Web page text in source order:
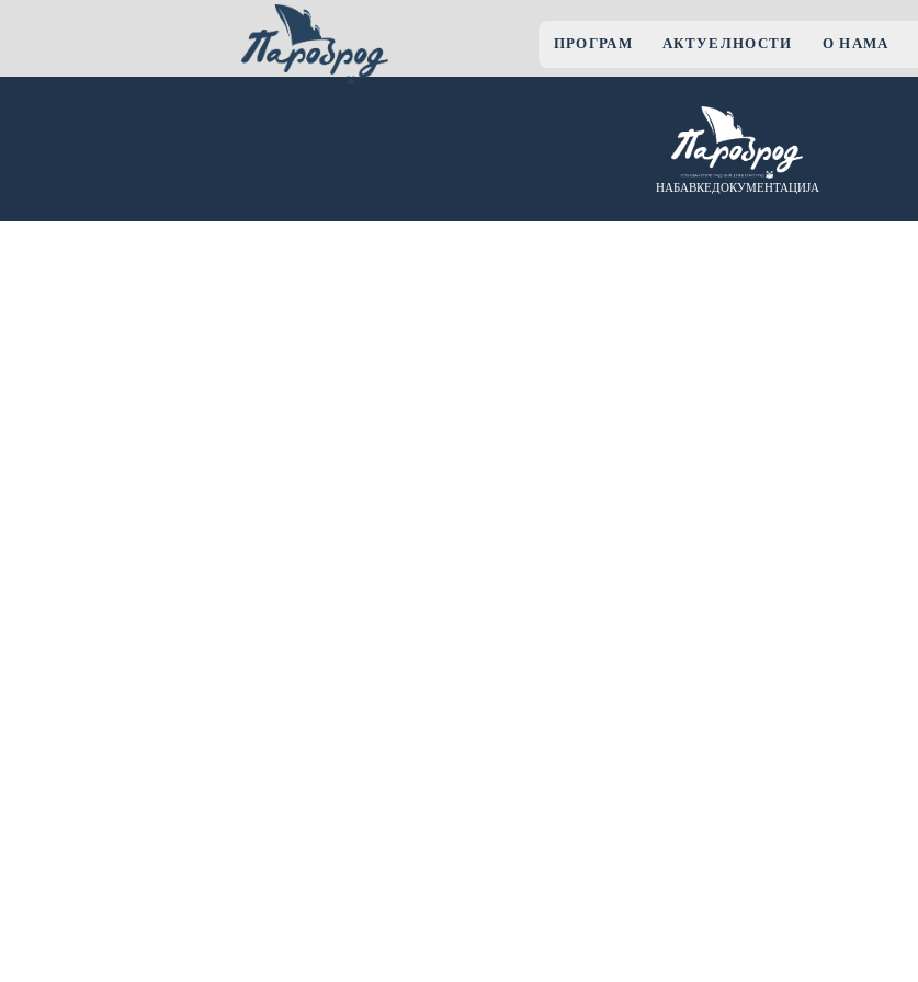
ПРОГРАМ АКТУЕЛНОСТИ О НАМА
НАБАВКЕДОКУМЕНТАЦИЈА